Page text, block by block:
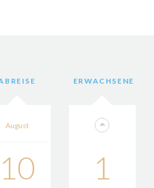
August
10
ERWACHSENE
1